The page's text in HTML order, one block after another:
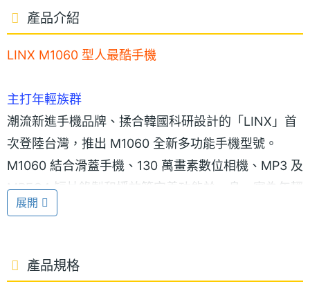
產品介紹
LINX M1060 型人最酷手機
主打年輕族群
潮流新進手機品牌、揉合韓國科研設計的「LINX」首
次登陸台灣，推出 M1060 全新多功能手機型號。
M1060 結合滑蓋手機、130 萬畫素數位相機、MP3 及
MPEG4 短片錄製和播放等完善功能於一身，實為年輕
型人使用者提供一個物超所值的最酷手機選擇。
全新 LINX M1060 為流線形，半自動滑蓋設計手機，
展開
產品規格